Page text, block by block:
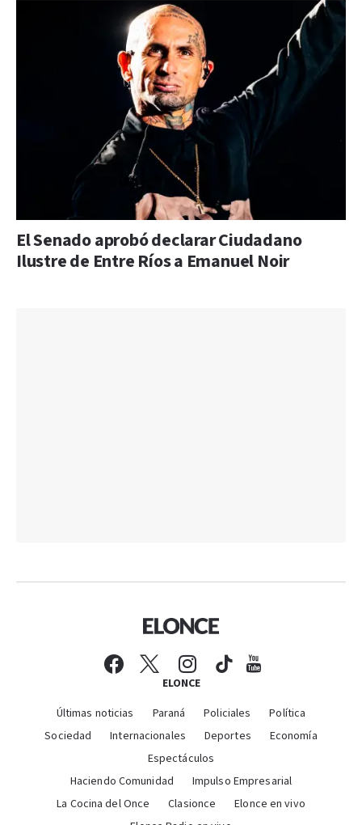
El Senado aprobó declarar Ciudadano
Ilustre de Entre Ríos a Emanuel Noir
ELONCE
Últimas noticias Paraná Policiales
Política
Sociedad
Internacionales Deportes
Economía
Espectáculos
Haciendo Comunidad
Impulso Empresarial
La Cocina del Once
Clasionce
Elonce en vivo